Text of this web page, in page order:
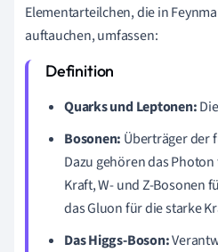
Elementarteilchen, die in
auftauchen, umfassen:
Quarks und Leptonen:
Bosonen: Überträger der
Dazu gehören das
Kraft, W- und Z-Bosonen
das Gluon für die starke
Das Higgs-Boson: